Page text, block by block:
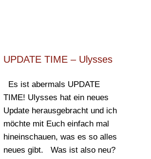
UPDATE TIME – Ulysses
Es ist abermals UPDATE
TIME! Ulysses hat ein neues
Update herausgebracht und ich
möchte mit Euch einfach mal
hineinschauen, was es so alles
neues gibt. Was ist also neu?